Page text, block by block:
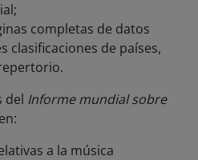
completas de datos
clasificaciones de países,
del Informe mundial sobre
a la música